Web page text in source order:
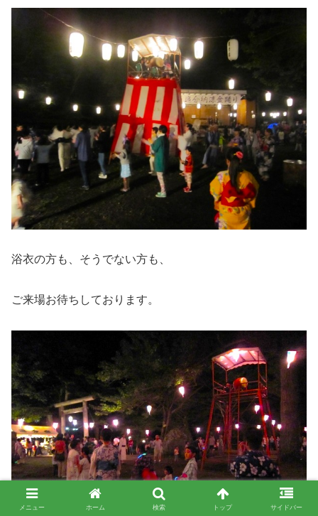
浴衣の方も、そうでない方も、
ご来場お待ちしております。
メニュー ホーム 検索 トップ サイドバー